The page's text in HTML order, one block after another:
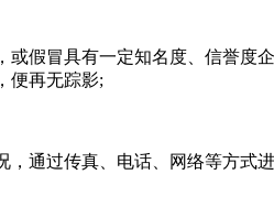
假冒具有一定知名度、信誉度
便再无踪影;
通过传真、电话、网络等方